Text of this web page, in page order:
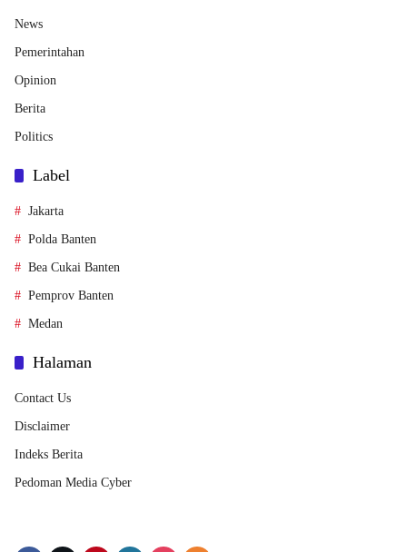
News
Pemerintahan
Opinion
Berita
Politics
Label
Jakarta
Polda Banten
Bea Cukai Banten
Pemprov Banten
Medan
Halaman
Contact Us
Disclaimer
Indeks Berita
Pedoman Media Cyber